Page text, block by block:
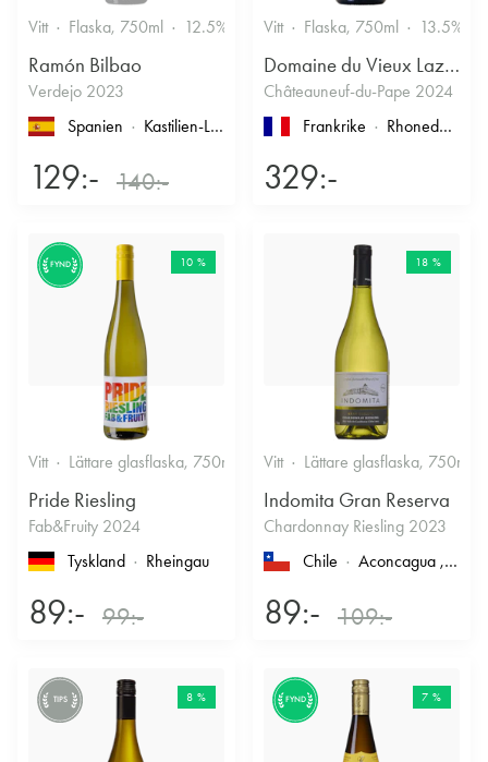
Vitt Flaska, 750ml 12.5%
Ramón Bilbao
Verdejo 2023
Spanien
Kastilien-León
129:- 140:-
Vitt Flaska, 750ml 13.5%
Domaine du Vieux Lazaret
Châteauneuf-du-Pape 2024
Frankrike
Rhonedalen
329:-
FYND 10 %
Vitt Lättare glasflaska, 750ml 12% Friskt & Fruktigt
Pride Riesling
Fab&Fruity 2024
Tyskland
Rheingau
89:- 99:-
18 %
Vitt Lättare glasflaska, 750ml
Indomita Gran Reserva
Chardonnay Riesling 2023
Chile
Aconcagua , Casablanca
89:- 109:-
TIPS 8 % FYND 7 %